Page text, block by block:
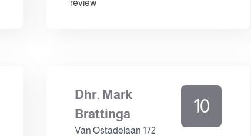
Dhr. Mark
Brattinga
Van Ostadelaan 172
10